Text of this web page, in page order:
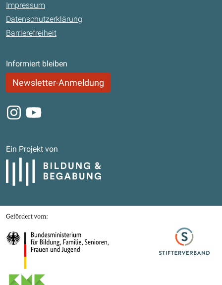
Impressum
Datenschutzerklärung
Barrierefreiheit
Informiert bleiben
Newsletter-Anmeldung
Instagram
Youtube
Ein Projekt von
Bildung und Begabung
Gefördert von
Bundesministerium für Bildung, Familie, Senioren, Frauen und Jugend
Stifterverband
Kultusministerkonferenz